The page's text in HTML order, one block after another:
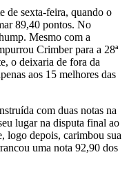
de sexta-feira, quando o
89,40 pontos. No
Mesmo com a
Crimber para a 28ª
o deixaria de fora da
aos 15 melhores das
com duas notas na
lugar na disputa final ao
logo depois, carimbou sua
uma nota 92,90 dos